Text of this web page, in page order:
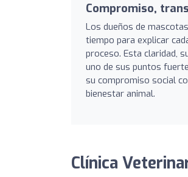
Compromiso,
Los dueños de
tiempo para explicar
proceso. Esta claridad,
uno de sus puntos
su compromiso social
bienestar animal.
Clínica